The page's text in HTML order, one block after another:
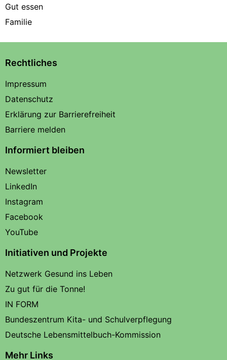
Gut essen
Familie
Rechtliches
Impressum
Datenschutz
Erklärung zur Barrierefreiheit
Barriere melden
Informiert bleiben
Newsletter
LinkedIn
Instagram
Facebook
YouTube
Initiativen und Projekte
Netzwerk Gesund ins Leben
Zu gut für die Tonne!
IN FORM
Bundeszentrum Kita- und Schulverpflegung
Deutsche Lebensmittelbuch-Kommission
Mehr Links